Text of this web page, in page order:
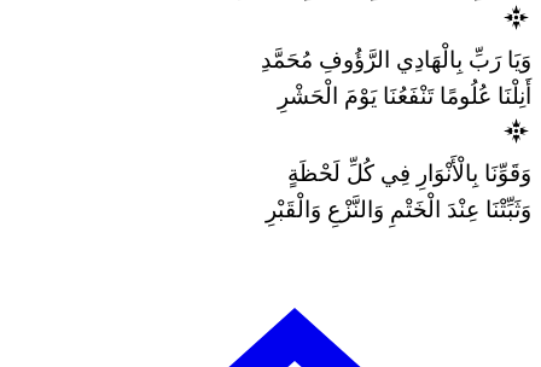
وَيَا رَبِّ بِالْهَادِي الرَّؤُوفِ مُحَمَّدِ
أَنِلْنَا عُلُومًا تَنْفَعُنَا يَوْمَ الْحَشْرِ
وَقَوِّنَا بِالْأَنْوَارِ فِي كُلِّ لَحْظَةٍ
وَثَبِّتْنَا عِنْدَ الْخَتْمِ وَالنَّزْعِ وَالْقَبْرِ